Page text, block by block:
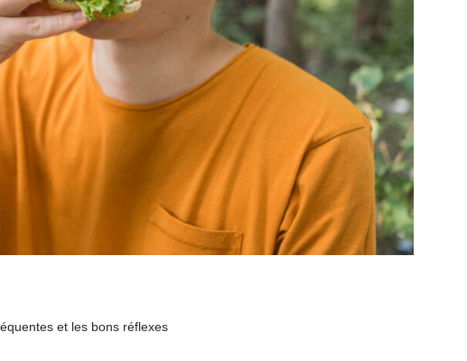
et les bons réflexes